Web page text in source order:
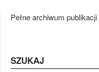
Pełne archiwum
SZUKAJ